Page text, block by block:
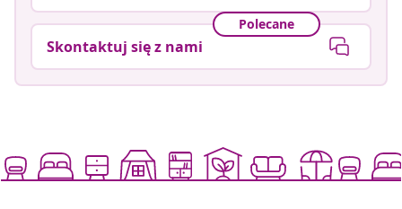
Polecane
Skontaktuj się z nami